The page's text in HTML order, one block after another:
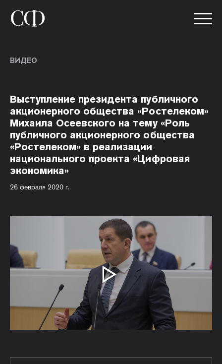
ВИДЕО
Выступление президента публичного
акционерного общества «Ростелеком»
Михаила Осеевского на тему «Роль
публичного акционерного общества
«Ростелеком» в реализации
национального проекта «Цифровая
экономика»
26 февраля 2020 г.